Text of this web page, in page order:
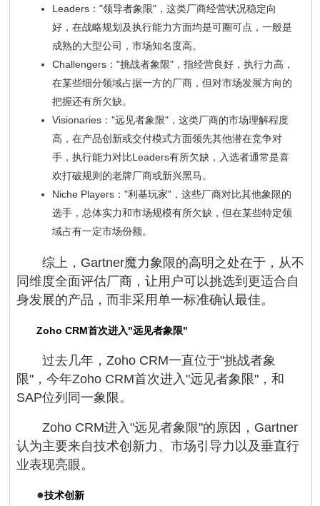
Leaders："领导者象限"，这类厂商经营状况稳定向
好，在战略规划及执行能力方面均是可圈可点，一般是
成熟的大型公司，市场知名度高。
Challengers："挑战者象限"，指经营良好，执行力高，
在某些细分领域占据一方的厂商，但对市场发展方向的
把握还有所欠缺。
Visionaries："远见者象限"，这类厂商的市场理解程度
高，在产品创新或交付模式方面领先其他潜在竞争对
手，执行能力对比Leaders有所欠缺，入选者通常是喜
欢打破规则的老牌厂商或新兴黑马。
Niche Players："利基玩家"，这些厂商对比其他象限的
选手，总体实力和市场规模有所欠缺，但在某些特定领
域占有一定市场份额。
综上，Gartner魔力象限的高明之处在于，从不
同维度全面评估厂商，让用户可以挑选到更适合自
身发展的产品，而非采用单一标准确认最佳。
Zoho CRM首次进入"远见者象限"
过去几年，Zoho CRM一直位于"挑战者象
限"，今年Zoho CRM首次进入"远见者象限"，和
SAP位列同一象限。
Zoho CRM进入"远见者象限"的原因，Gartner
认为主要来自技术创新力、市场引导力以及垂直行
业表现亮眼。
●技术创新